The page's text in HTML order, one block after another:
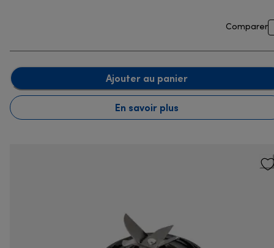
Comparer
Ajouter au panier
En savoir plus